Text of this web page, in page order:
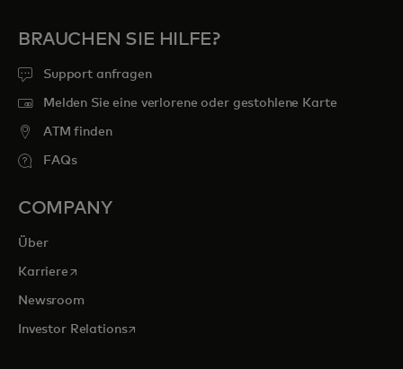
BRAUCHEN SIE HILFE?
Support anfragen
Melden Sie eine verlorene oder gestohlene Karte
ATM finden
FAQs
COMPANY
Über
Karrierewird in einer neuen Registerkarte geöffnet
Newsroom
Investor Relationswird in einer neuen Registerkarte geöffnet